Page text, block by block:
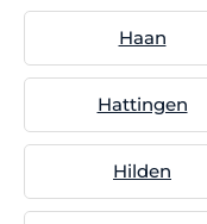
Haan
Hattingen
Hilden